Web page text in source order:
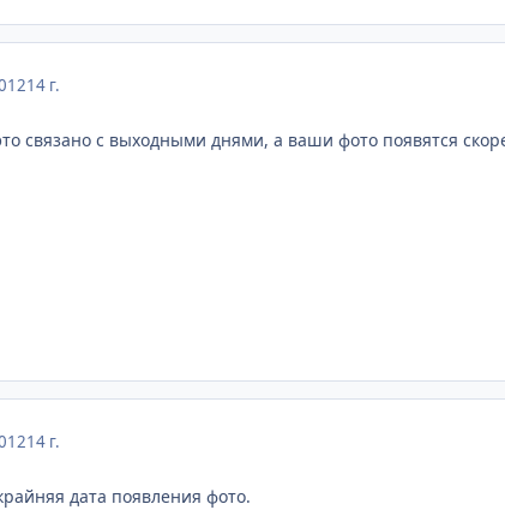
14 г.
связано с выходными днями, а ваши фото появятся
14 г.
дата появления фото.